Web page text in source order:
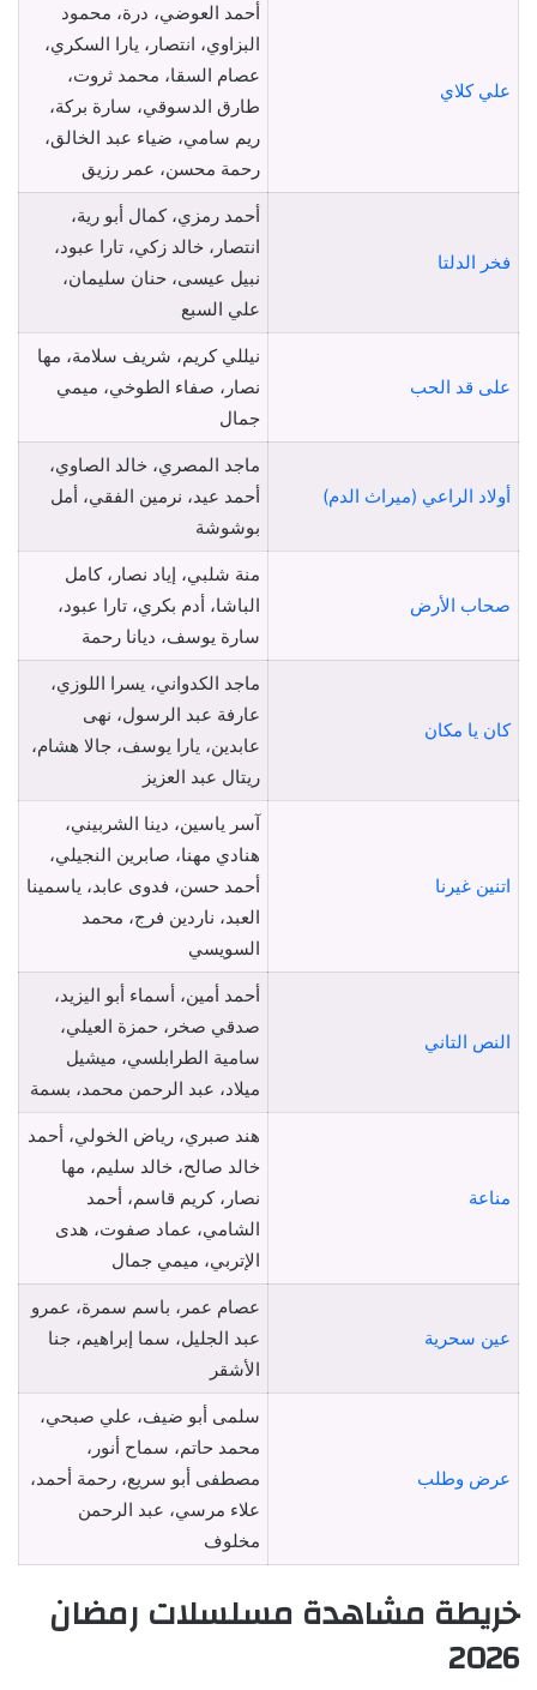
علي كلاي
أحمد العوضي، درة، محمود
البزاوي، انتصار، يارا السكري،
عصام السقا، محمد ثروت،
طارق الدسوقي، سارة بركة،
ريم سامي، ضياء عبد الخالق،
رحمة محسن، عمر رزيق
فخر الدلتا
أحمد رمزي، كمال أبو رية،
انتصار، خالد زكي، تارا عبود،
نبيل عيسى، حنان سليمان،
علي السبع
على قد الحب
نيللي كريم، شريف سلامة، مها
نصار، صفاء الطوخي، ميمي
جمال
أولاد الراعي (ميراث الدم)
ماجد المصري، خالد الصاوي،
أحمد عيد، نرمين الفقي، أمل
بوشوشة
صحاب الأرض
منة شلبي، إياد نصار، كامل
الباشا، أدم بكري، تارا عبود،
سارة يوسف، ديانا رحمة
كان يا مكان
ماجد الكدواني، يسرا اللوزي،
عارفة عبد الرسول، نهى
عابدين، يارا يوسف، جالا هشام،
ريتال عبد العزيز
اتنين غيرنا
آسر ياسين، دينا الشربيني،
هنادي مهنا، صابرين النجيلي،
أحمد حسن، فدوى عابد، ياسمينا
العبد، ناردين فرج، محمد
السويسي
النص التاني
أحمد أمين، أسماء أبو اليزيد،
صدقي صخر، حمزة العيلي،
سامية الطرابلسي، ميشيل
ميلاد، عبد الرحمن محمد، بسمة
مناعة
هند صبري، رياض الخولي، أحمد
خالد صالح، خالد سليم، مها
نصار، كريم قاسم، أحمد
الشامي، عماد صفوت، هدى
الإتربي، ميمي جمال
عين سحرية
عصام عمر، باسم سمرة، عمرو
عبد الجليل، سما إبراهيم، جنا
الأشقر
عرض وطلب
سلمى أبو ضيف، علي صبحي،
محمد حاتم، سماح أنور،
مصطفى أبو سريع، رحمة أحمد،
علاء مرسي، عبد الرحمن
مخلوف
خريطة مشاهدة مسلسلات رمضان
2026